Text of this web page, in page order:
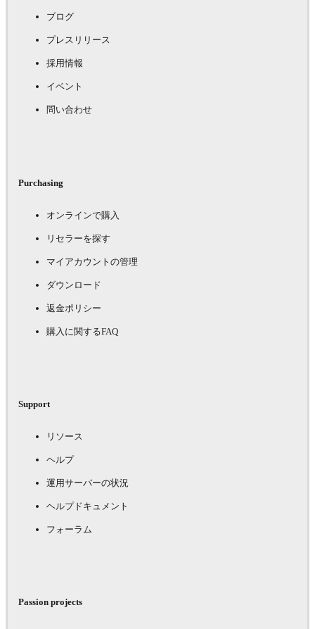
ブログ
プレスリリース
採用情報
イベント
問い合わせ
Purchasing
オンラインで購入
リセラーを探す
マイアカウントの管理
ダウンロード
返金ポリシー
購入に関するFAQ
Support
リソース
ヘルプ
運用サーバーの状況
ヘルプドキュメント
フォーラム
Passion projects